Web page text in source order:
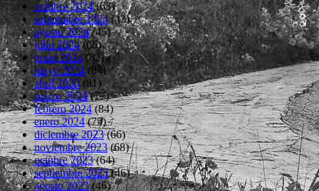
octubre 2024(63)
septiembre 2024(43)
agosto 2024(45)
julio 2024(66)
junio 2024 (82)
mayo 2024 (84)
abril 2024(81)
marzo 2024(77)
febrero 2024(84)
enero 2024(75)
diciembre 2023(66)
noviembre 2023(68)
octubre 2023(64)
septiembre 2023(46)
agosto 2023(46)